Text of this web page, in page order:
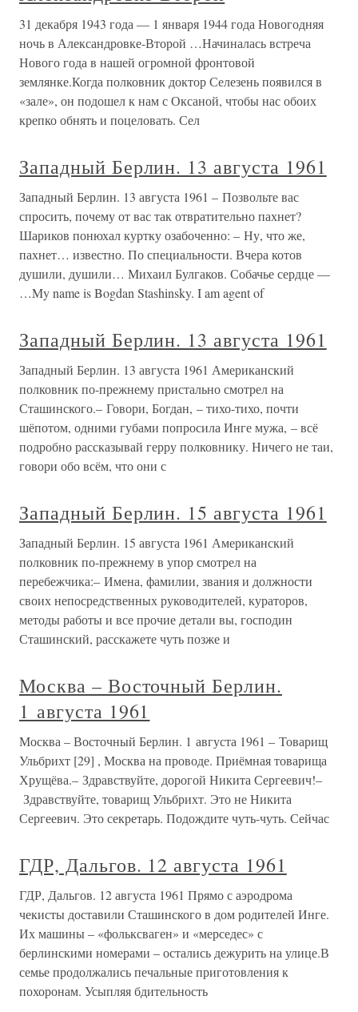
31 декабря 1943 года — 1 января 1944 года Новогодняя
ночь в Александровке-Второй …Начиналась встреча
Нового года в нашей огромной фронтовой
землянке.Когда полковник доктор Селезень появился в
«зале», он подошел к нам с Оксаной, чтобы нас обоих
крепко обнять и поцеловать. Сел
Западный Берлин. 13 августа 1961
Западный Берлин. 13 августа 1961 – Позвольте вас
спросить, почему от вас так отвратительно пахнет?
Шариков понюхал куртку озабоченно: – Ну, что же,
пахнет… известно. По специальности. Вчера котов
душили, душили… Михаил Булгаков. Собачье сердце —
…My name is Bogdan Stashinsky. I am agent of
Западный Берлин. 13 августа 1961
Западный Берлин. 13 августа 1961 Американский
полковник по-прежнему пристально смотрел на
Сташинского.– Говори, Богдан, – тихо-тихо, почти
шёпотом, одними губами попросила Инге мужа, – всё
подробно рассказывай герру полковнику. Ничего не таи,
говори обо всём, что они с
Западный Берлин. 15 августа 1961
Западный Берлин. 15 августа 1961 Американский
полковник по-прежнему в упор смотрел на
перебежчика:– Имена, фамилии, звания и должности
своих непосредственных руководителей, кураторов,
методы работы и все прочие детали вы, господин
Сташинский, расскажете чуть позже и
Москва – Восточный Берлин.
1 августа 1961
Москва – Восточный Берлин. 1 августа 1961 – Товарищ
Ульбрихт [29] , Москва на проводе. Приёмная товарища
Хрущёва.– Здравствуйте, дорогой Никита Сергеевич!–
Здравствуйте, товарищ Ульбрихт. Это не Никита
Сергеевич. Это секретарь. Подождите чуть-чуть. Сейчас
ГДР, Дальгов. 12 августа 1961
ГДР, Дальгов. 12 августа 1961 Прямо с аэродрома
чекисты доставили Сташинского в дом родителей Инге.
Их машины – «фольксваген» и «мерседес» с
берлинскими номерами – остались дежурить на улице.В
семье продолжались печальные приготовления к
похоронам. Усыпляя бдительность